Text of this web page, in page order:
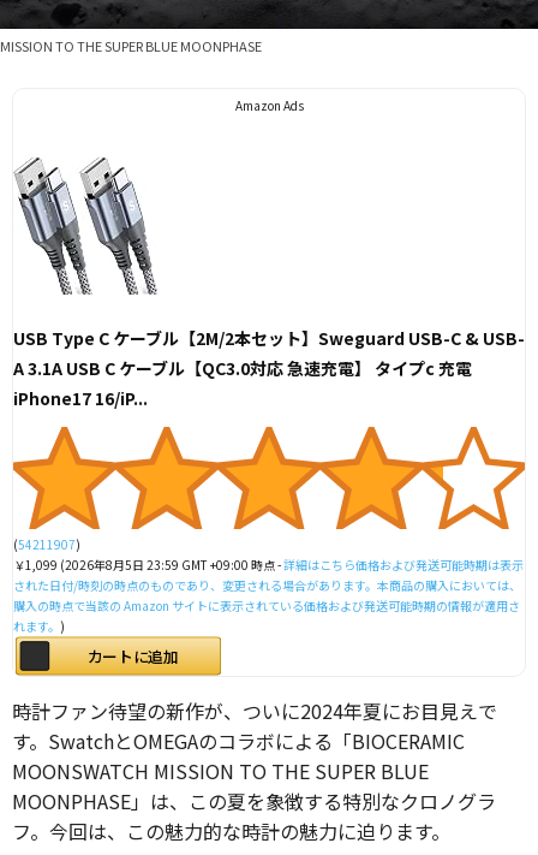
MISSION TO THE SUPER BLUE MOONPHASE
Amazon Ads
USB Type C ケーブル【2M/2本セット】Sweguard USB-C & USB-
A 3.1A USB C ケーブル【QC3.0対応 急速充電】 タイプc 充電
iPhone17 16/iP...
(54211907)
￥1,099 (2026年8月5日 23:59 GMT +09:00 時点 -詳細はこちら価格および発送可能時期は表示
された日付/時刻の時点のものであり、変更される場合があります。本商品の購入においては、
購入の時点で当該の Amazon サイトに表示されている価格および発送可能時期の情報が適用さ
れます。 )
カートに追加
時計ファン待望の新作が、ついに2024年夏にお目見えで
す。SwatchとOMEGAのコラボによる「BIOCERAMIC
MOONSWATCH MISSION TO THE SUPER BLUE
MOONPHASE」は、この夏を象徴する特別なクロノグラ
フ。今回は、この魅力的な時計の魅力に迫ります。